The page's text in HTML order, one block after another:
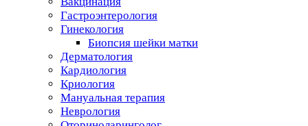
Гастроэнтерология
Гинекология
Биопсия шейки матки
Дерматология
Кардиология
Криология
Мануальная терапия
Неврология